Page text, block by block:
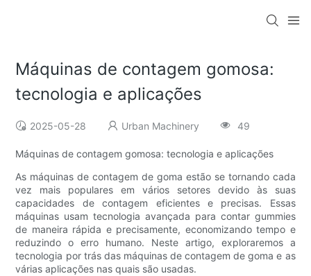
Máquinas de contagem gomosa:
tecnologia e aplicações
2025-05-28 Urban Machinery 49
Máquinas de contagem gomosa: tecnologia e aplicações
As máquinas de contagem de goma estão se tornando cada
vez mais populares em vários setores devido às suas
capacidades de contagem eficientes e precisas. Essas
máquinas usam tecnologia avançada para contar gummies
de maneira rápida e precisamente, economizando tempo e
reduzindo o erro humano. Neste artigo, exploraremos a
tecnologia por trás das máquinas de contagem de goma e as
várias aplicações nas quais são usadas.